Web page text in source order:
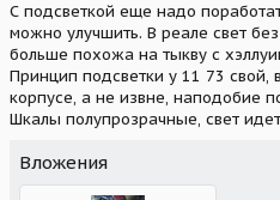
С подсветкой еще надо
можно улучшить. В реале свет
больше похожа на тыкву с
Принцип подсветки у 11 73 свой,
корпусе, а не извне, наподобие
Шкалы полупрозрачные, свет
Вложения